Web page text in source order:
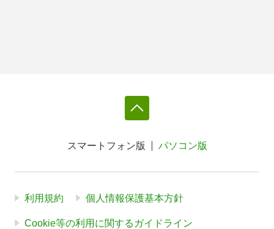
スマートフォン版 パソコン版
利用規約 個人情報保護基本方針
Cookie等の利用に関するガイドライン